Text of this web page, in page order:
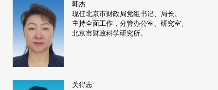
韩杰
现任北京市财政局党组书记、局长。
主持全面工作，分管办公室、研究室、
北京市财政科学研究所。
关得志